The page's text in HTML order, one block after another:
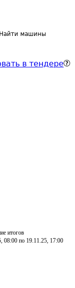
Найти машины
в тендере
итогов
08:00 по 19.11.25, 17:00